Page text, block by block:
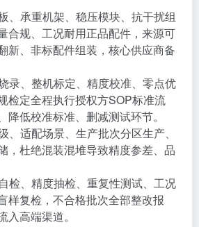
、承重机架、稳压模块、抗干扰组
合规、工况耐用正品配件，来源可
新、非标配件组装，核心供应商备
录、整机标定、精度校准、零点优
检定全程执行授权方SOP标准流
降低校准标准、删减测试环节。
、适配场景、生产批次分区生产、
，杜绝混装混堆导致精度参差、品
检、精度抽检、重复性测试、工况
样复检，不合格批次全部整改报
高端渠道。